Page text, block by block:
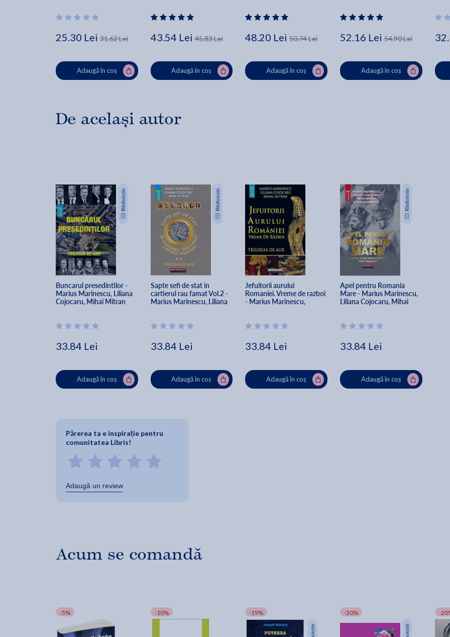
25.30 Lei 31.62 Lei
Adaugă în coș
43.54 Lei 45.83 Lei
Adaugă în coș
48.20 Lei 50.74 Lei
Adaugă în coș
52.16 Lei 54.90 Lei
Adaugă în coș
De același autor
Buncarul presedintilor -
Marius Marinescu, Liliana
Cojocaru, Mihai Mitran
33.84 Lei
Adaugă în coș
Sapte sefi de stat in
cartierul rau famat Vol.2 -
Marius Marinescu, Liliana
33.84 Lei
Adaugă în coș
Jefuitorii aurului
Romaniei. Vreme de razboi
- Marius Marinescu,
33.84 Lei
Adaugă în coș
Apel pentru Romania
Mare - Marius Marinescu,
Liliana Cojocaru, Mihai
33.84 Lei
Adaugă în coș
Părerea ta e inspirație pentru
comunitatea Libris!
Adaugă un review
Acum se comandă
-5% -10% -19% -20% -